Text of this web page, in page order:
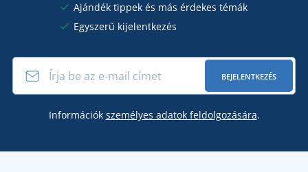
Ajándék tippek és más érdekes témák
Egyszerű kijelentkezés
BEJELENTKEZÉS
Információk személyes adatok feldolgozására.